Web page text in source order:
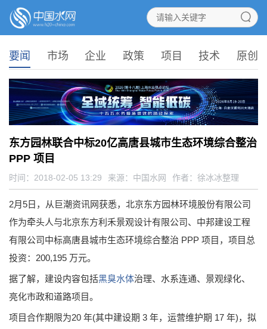
要闻 市场 企业 政策 项目 技术 原创
东方园林联合中标20亿高唐县城市生态环境综合整治
PPP 项目
时间：2018-02-05 13:29 来源： 中国水网 作者：徐冰冰整理
2月5日，从巨潮资讯网获悉，北京东方园林环境股份有限公司
作为牵头人与北京东方利禾景观设计有限公司、中邦建设工程
有限公司中标高唐县城市生态环境综合整治 PPP 项目，项目总
投资：200,195 万元。
据了解，建设内容包括黑臭水体治理、水系连通、景观绿化、
亮化市政和道路项目。
项目合作期限为20 年(其中建设期 3 年，运营维护期 17 年)，拟